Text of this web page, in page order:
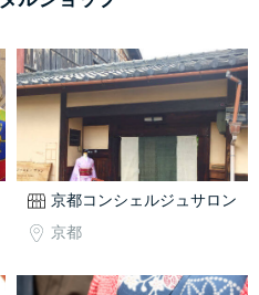
京都コンシェルジュサロン
京都